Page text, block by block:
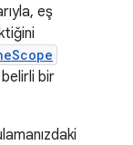
eş
bir